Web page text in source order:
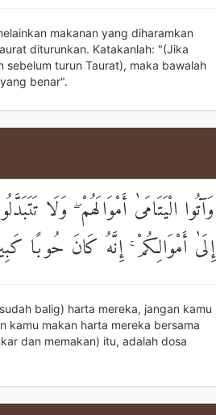
makanan yang diharamkan
diturunkan. Katakanlah: "(Jika
turun Taurat), maka bawalah
benar".
وَآتُوا الْيَتَامَىٰ أَمْوَالَهُمْ ۖ وَلَا
إِلَىٰ أَمْوَالِكُمْ ۚ إِنَّهُ كَانَ حُوبًا
balig) harta mereka, jangan kamu
kamu makan harta mereka bersama
dan memakan) itu, adalah dosa